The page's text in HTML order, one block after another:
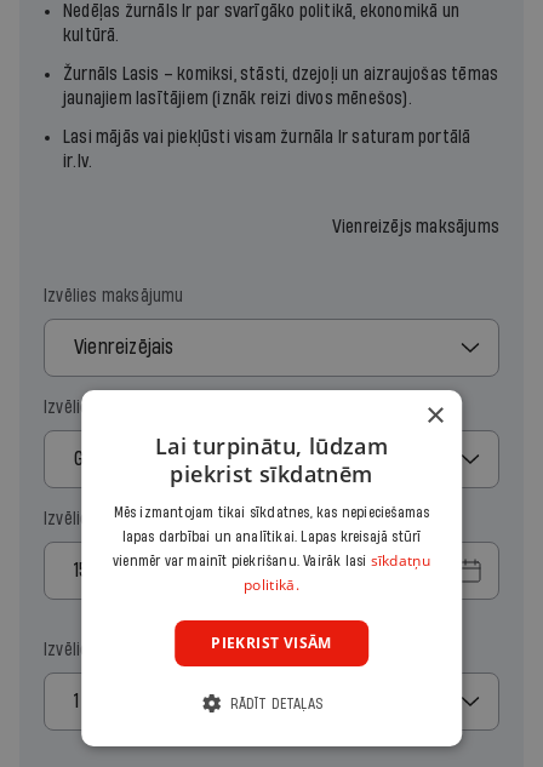
Nedēļas žurnāls Ir par svarīgāko politikā, ekonomikā un
kultūrā.
Žurnāls Lasis – komiksi, stāsti, dzejoļi un aizraujošas tēmas
jaunajiem lasītājiem (iznāk reizi divos mēnešos).
Lasi mājās vai piekļūsti visam žurnāla Irsaturam portālā
ir.lv
Vienreizējs maksājums
Izvēlies maksājumu
Vienreizējais
Izvēlies periodu
Gads
Izvēlies sākuma datumu
Izvēlies kopiju skaitu
1
×
Lai turpinātu, lūdzam
piekrist sīkdatnēm
Mēs izmantojam tikai sīkdatnes, kas nepieciešamas
lapas darbībai un analītikai. Lapas kreisajā stūrī
vienmēr var mainīt piekrišanu. Vairāk lasi sīkdatņu
politikā.
PIEKRIST VISĀM
RĀDĪT DETAĻAS